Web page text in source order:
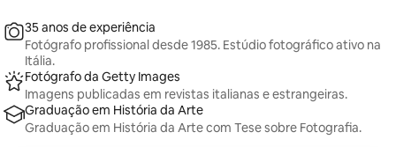
35 anos de experiência
Fotógrafo profissional desde 1985. Estúdio fotográfico ativo na
Itália.
Fotógrafo da Getty Images
Imagens publicadas em revistas italianas e estrangeiras.
Graduação em História da Arte
Graduação em História da Arte com Tese sobre Fotografia.